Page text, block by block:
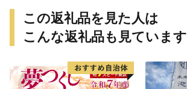
この返礼品を見た人は
こんな返礼品も見ています